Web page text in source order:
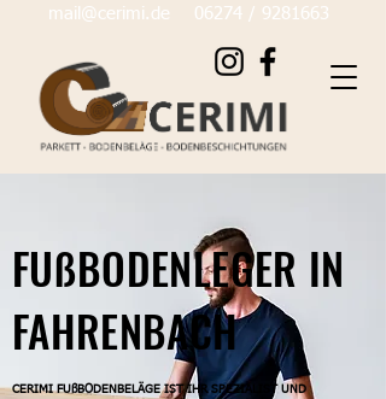
mail@cerimi.de 06274 / 9281663
FUßBODENLEGER IN
FAHRENBACH
CERIMI FUßBODENBELÄGE IST IHR SPEZIALIST UND